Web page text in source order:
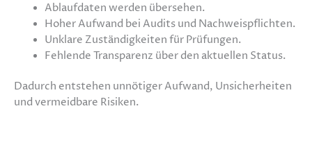
Ablaufdaten werden übersehen.
Hoher Aufwand bei Audits und Nachweispflichten.
Unklare Zuständigkeiten für Prüfungen.
Fehlende Transparenz über den aktuellen Status.
Dadurch entstehen unnötiger Aufwand, Unsicherheiten
und vermeidbare Risiken.